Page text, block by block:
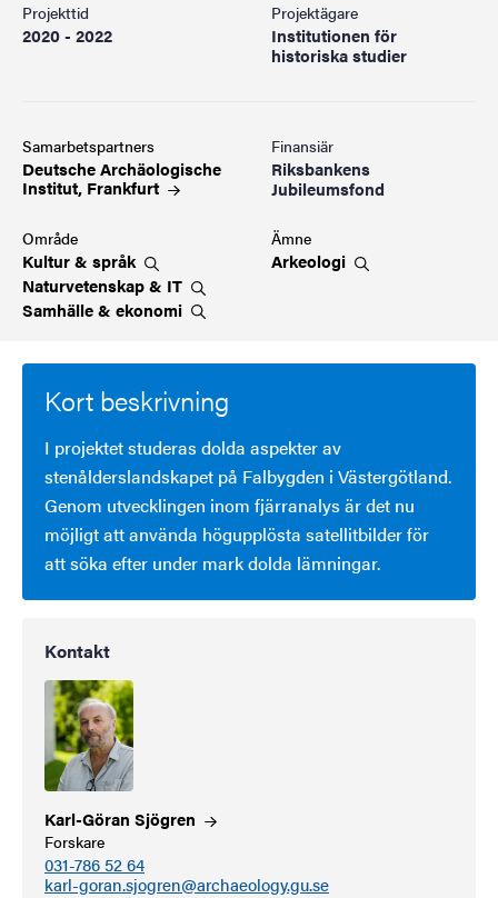
Projekttid
2020 - 2022
Projektägare
Institutionen för
historiska studier
Samarbetspartners
Deutsche Archäologische
Institut, Frankfurt
Finansiär
Riksbankens
Jubileumsfond
Område
Kultur & språk
Naturvetenskap & IT
Samhälle & ekonomi
Ämne
Arkeologi
Kort beskrivning
I projektet studeras dolda aspekter av
stenålderslandskapet på Falbygden i Västergötland.
Genom utvecklingen inom fjärranalys är det nu
möjligt att använda högupplösta satellitbilder för
att söka efter under mark dolda lämningar.
Kontakt
Karl-Göran Sjögren
Forskare
031-786 52 64
karl-goran.sjogren@archaeology.gu.se